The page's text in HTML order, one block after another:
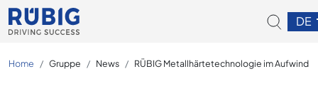
DE
Home Gruppe News RÜBIG Metallhärtetechnologie im Aufwind